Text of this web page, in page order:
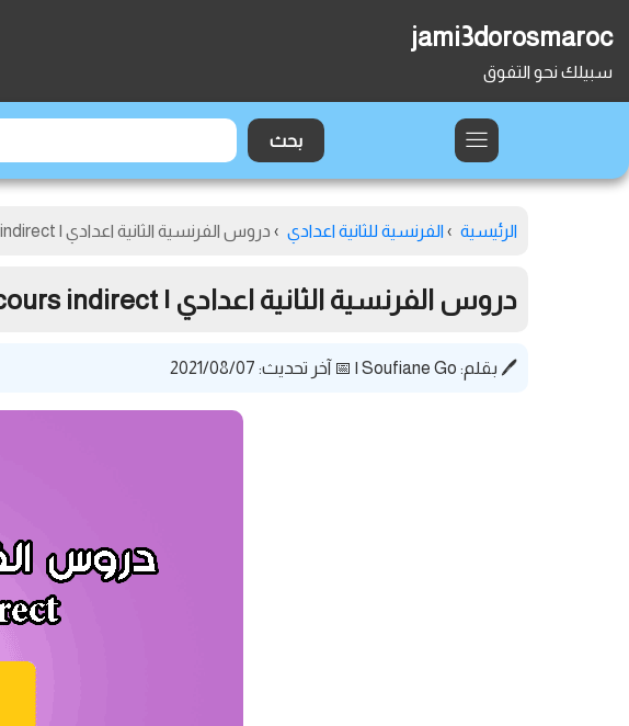
jami3dorosmaroc
سبيلك نحو التفوق
الرئيسية › الفرنسية للثانية اعدادي › دروس الفرنسية الثانية اعدادي | Le Discours indirect
دروس الفرنسية الثانية اعدادي | Le Discours indirect
🖊️ بقلم: Soufiane Go
| 📅 آخر تحديث: 2021/08/07